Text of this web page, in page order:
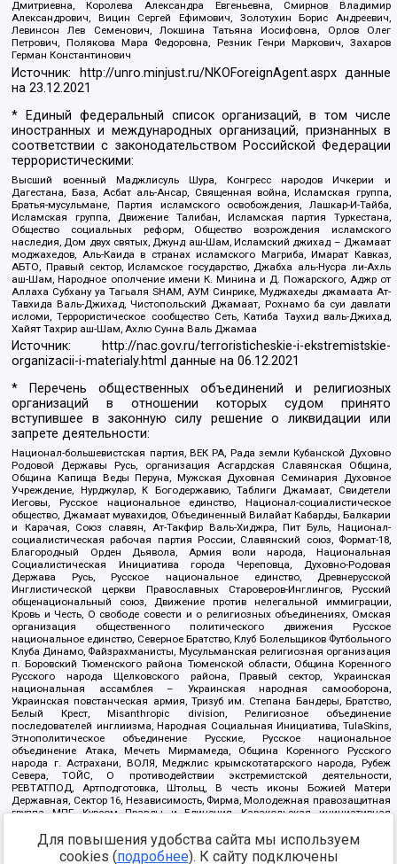
Дмитриевна, Королева Александра Евгеньевна, Смирнов Владимир
Александрович, Вицин Сергей Ефимович, Золотухин Борис Андреевич,
Левинсон Лев Семенович, Локшина Татьяна Иосифовна, Орлов Олег
Петрович, Полякова Мара Федоровна, Резник Генри Маркович, Захаров
Герман Константинович
Источник: http://unro.minjust.ru/NKOForeignAgent.aspxданные
на23.12.2021
* Единый федеральный список организаций, в том числе
иностранных и международных организаций, признанных в
соответствии с законодательством Российской Федерации
террористическими:
Высший военный Маджлисуль Шура, Конгресс народов Ичкерии и
Дагестана, База, Асбат аль-Ансар, Священная война, Исламская группа,
Братья-мусульмане, Партия исламского освобождения, Лашкар-И-Тайба,
Исламская группа, Движение Талибан, Исламская партия Туркестана,
Общество социальных реформ, Общество возрождения исламского
наследия, Дом двух святых, Джунд аш-Шам, Исламский джихад – Джамаат
моджахедов, Аль-Каида в странах исламского Магриба, Имарат Кавказ,
АБТО, Правый сектор, Исламское государство, Джабха аль-Нусра ли-Ахль
аш-Шам, Народное ополчение имени К. Минина и Д. Пожарского, Аджр от
Аллаха Субхану уа Тагьаля SHAM, АУМ Синрике, Муджахеды джамаата Ат-
Тавхида Валь-Джихад, Чистопольский Джамаат, Рохнамо ба суи давлати
исломи, Террористическое сообщество Сеть, Катиба Таухид валь-Джихад,
Хайят Тахрир аш-Шам, Ахлю Сунна Валь Джамаа
Источник:
http://nac.gov.ru/terroristicheskie-i-ekstremistskie-
organizacii-i-materialy.html данные на06.12.2021
* Перечень общественных объединений и религиозных
организаций в отношении которых судом принято
вступившее в законную силу решение о ликвидации или
запрете деятельности:
Национал-большевистская партия, ВЕК РА, Рада земли Кубанской Духовно
Родовой Державы Русь, организация Асгардская Славянская Община,
Община Капища Веды Перуна, Мужская Духовная Семинария Духовное
Учреждение, Нурджулар, К Богодержавию, Таблиги Джамаат, Свидетели
Иеговы, Русское национальное единство, Национал-социалистическое
общество, Джамаат мувахидов, Объединенный Вилайат Кабарды, Балкарии
и Карачая, Союз славян, Ат-Такфир Валь-Хиджра, Пит Буль, Национал-
социалистическая рабочая партия России, Славянский союз, Формат-18,
Благородный Орден Дьявола, Армия воли народа, Национальная
Социалистическая Инициатива города Череповца, Духовно-Родовая
Держава Русь, Русское национальное единство, Древнерусской
Инглистической церкви Православных Староверов-Инглингов, Русский
общенациональный союз, Движение против нелегальной иммиграции,
Кровь и Честь, О свободе совести и о религиозных объединениях, Омская
организация общественного политического движения Русское
национальное единство, Северное Братство, Клуб Болельщиков Футбольного
Клуба Динамо, Файзрахманисты, Мусульманская религиозная организация
п. Боровский Тюменского района Тюменской области, Община Коренного
Русского народа Щелковского района, Правый сектор, Украинская
национальная ассамблея – Украинская народная самооборона,
Украинская повстанческая армия, Тризуб им. Степана Бандеры, Братство,
Белый Крест, Misanthropic division, Религиозное объединение
последователей инглиизма, Народная Социальная Инициатива, TulaSkins,
Этнополитическое объединение Русские, Русское национальное
объединение Атака, Мечеть Мирмамеда, Община Коренного Русского
народа г. Астрахани, ВОЛЯ, Меджлис крымскотатарского народа, Рубеж
Севера, ТОЙС, О противодействии экстремистской деятельности,
РЕВТАТПОД, Артподготовка, Штольц, В честь иконы Божией Матери
Державная, Сектор 16, Независимость, Фирма, Молодежная правозащитная
группа МПГ, Курсом Правды и Единения, Каракольская инициативная
Благотворительный пансионат Ак Умут, Русская республика Русь,
Арестантское уголовное единство, Башкорт, Нация и свобода, W.H.С., Фалунь
Для повышения удобства сайта мы используем
cookies (подробнее). К сайту подключены